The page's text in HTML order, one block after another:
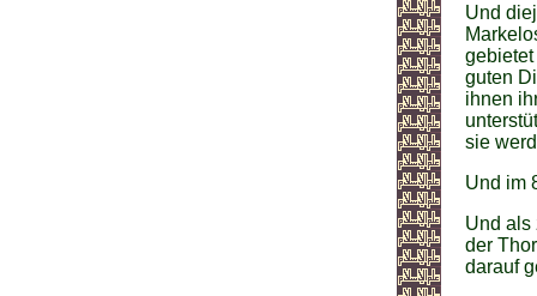
Und
guten
ihnen
sie
Und im
Und als
der
darauf